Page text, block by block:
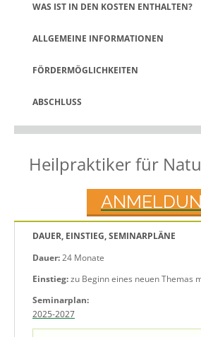
WAS IST IN DEN KOSTEN ENTHALTEN?
ALLGEMEINE INFORMATIONEN
FÖRDERMÖGLICHKEITEN
ABSCHLUSS
Heilpraktiker für
DAUER, EINSTIEG, SEMINARPLÄNE
Dauer:24 Monate
Einstieg:zu Beginn eines neuen Themas
Seminarplan:
2025-2027